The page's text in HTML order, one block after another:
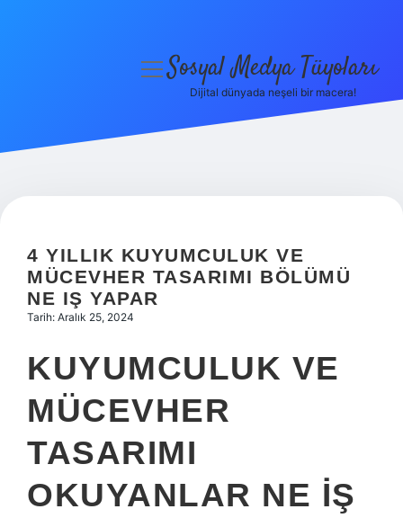
Hakkımızda
menüyüSosyal Medya Tüyoları
Dijital dünyada neşeli bir macera!
4 YILLIK KUYUMCULUK VE
MÜCEVHER TASARIMI BÖLÜMÜ
NE IŞ YAPAR
Tarih: Aralık 25, 2024
KUYUMCULUK VE
MÜCEVHER
TASARIMI
OKUYANLAR NE IŞ